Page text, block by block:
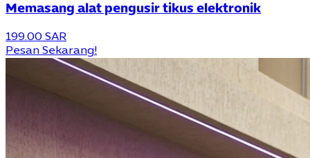
Memasang alat pengusir tikus elektronik
199.00 SAR
Pesan Sekarang!